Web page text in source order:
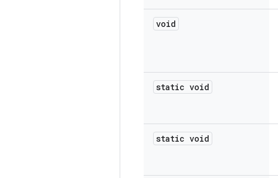
void
static void
static void